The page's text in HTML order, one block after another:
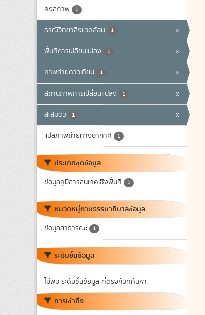
คงสภาพ 1
ธรณีวิทยาสิ่งแวดล้อม 1 x
พื้นที่การเปลี่ยนแปลง 1 x
ภาพถ่ายดาวเทียม 1 x
สถานภาพการเปลี่ยนแปลง 1 x
สะสมตัว 1 x
แปลภาพถ่ายทางอากาศ 1
ประเภทชุดข้อมูล
ข้อมูลภูมิสารสนเทศเชิงพื้นที่ 1
หมวดหมู่ตามธรรมาภิบาลข้อมูล
ข้อมูลสาธารณะ 1
ระดับชั้นข้อมูล
ไม่พบ ระดับชั้นข้อมูล ที่ตรงกับที่ค้นหา
การเข้าถึง